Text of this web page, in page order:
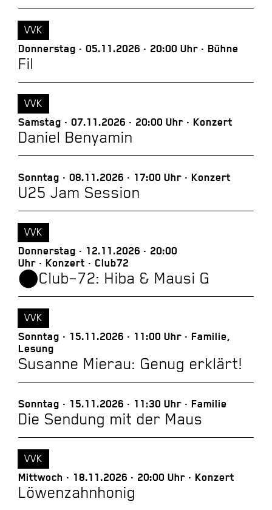
Donnerstag 05.11.2026 20:00 Uhr Bühne
Fil
VVK
Samstag 07.11.2026 20:00 Uhr Konzert
Daniel Benyamin
VVK
Sonntag 08.11.2026 17:00 Uhr Konzert
U25 Jam Session
Donnerstag 12.11.2026
20:00
Uhr
Konzert Club72
⬤Club–72: Hiba & Mausi G
VVK
Sonntag 15.11.2026 11:00 Uhr
Familie,
Lesung
Susanne Mierau: Genug erklärt!
VVK
Sonntag 15.11.2026 11:30 Uhr Familie
Die Sendung mit der Maus
Mittwoch 18.11.2026 20:00 Uhr Konzert
Löwenzahnhonig
VVK